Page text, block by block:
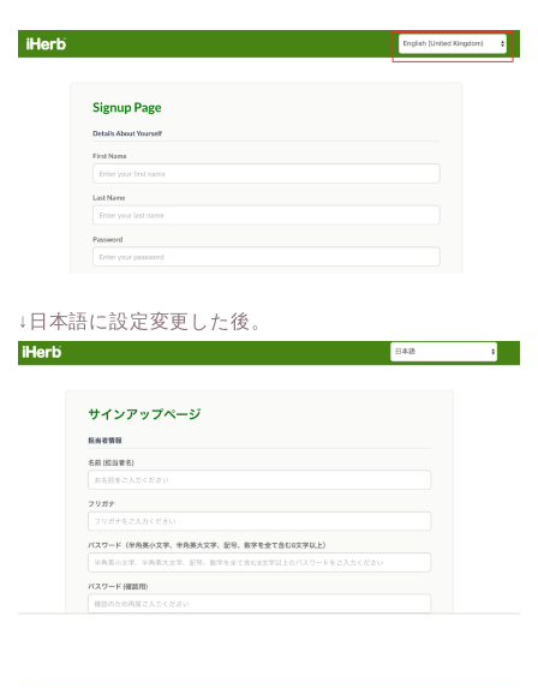
↓日本語に設定変更した後。